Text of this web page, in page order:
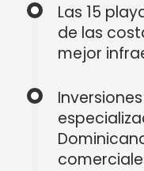
Las 15
de las
mejor